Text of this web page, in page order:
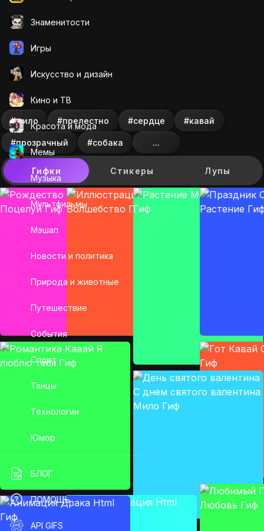
Знаменитости
Игры
Искусcтво и дизайн
Кино и ТВ
Красота и мода
Мемы
Музыка
Мультфильмы
Мэшап
Новости и политика
Природа и животные
Путешествие
События
Спорт
Танцы
Технологии
Юмор
БЛОГ
ПОМОЩЬ
API GIFS
#мило #прелестно #сердце #кавай
#прозрачный #собака ...
Гифки Стикеры Лупы